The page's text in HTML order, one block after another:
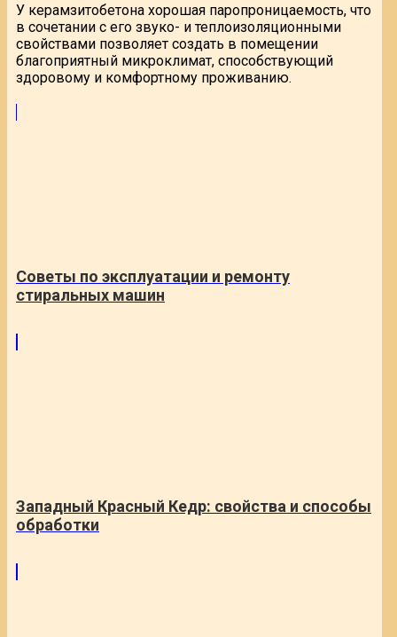
У керамзитобетона хорошая паропроницаемость, что
в сочетании с его звуко- и теплоизоляционными
свойствами позволяет создать в помещении
благоприятный микроклимат, способствующий
здоровому и комфортному проживанию.
Советы по эксплуатации и ремонту
стиральных машин
Западный Красный Кедр: свойства и способы
обработки